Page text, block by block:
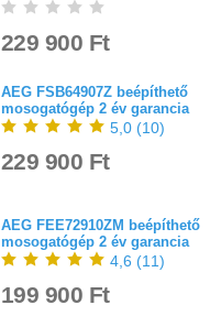
229 900 Ft
AEG FSB64907Z beépíthető
mosogatógép 2 év garancia
5,0 (10)
229 900 Ft
AEG FEE72910ZM beépíthető
mosogatógép 2 év garancia
4,6 (11)
199 900 Ft